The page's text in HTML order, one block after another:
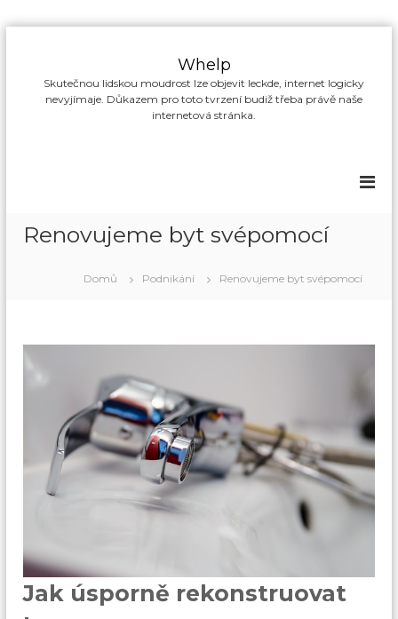
Whelp
Skutečnou lidskou moudrost lze objevit leckde, internet logicky
nevyjímaje. Důkazem pro toto tvrzení budiž třeba právě naše
internetová stránka.
Renovujeme byt svépomocí
Domů Podnikání Renovujeme byt svépomocí
Jak úsporně rekonstruovat